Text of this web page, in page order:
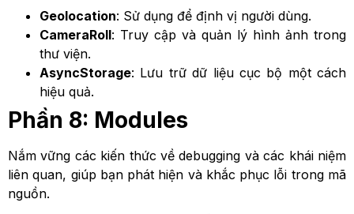
Geolocation: Sử dụng để định vị người dùng.
CameraRoll: Truy cập và quản lý hình ảnh trong
thư viện.
AsyncStorage: Lưu trữ dữ liệu cục bộ một cách
hiệu quả.
Phần 8: Modules
Nắm vững các kiến thức về debugging và các khái niệm
liên quan, giúp bạn phát hiện và khắc phục lỗi trong mã
nguồn.